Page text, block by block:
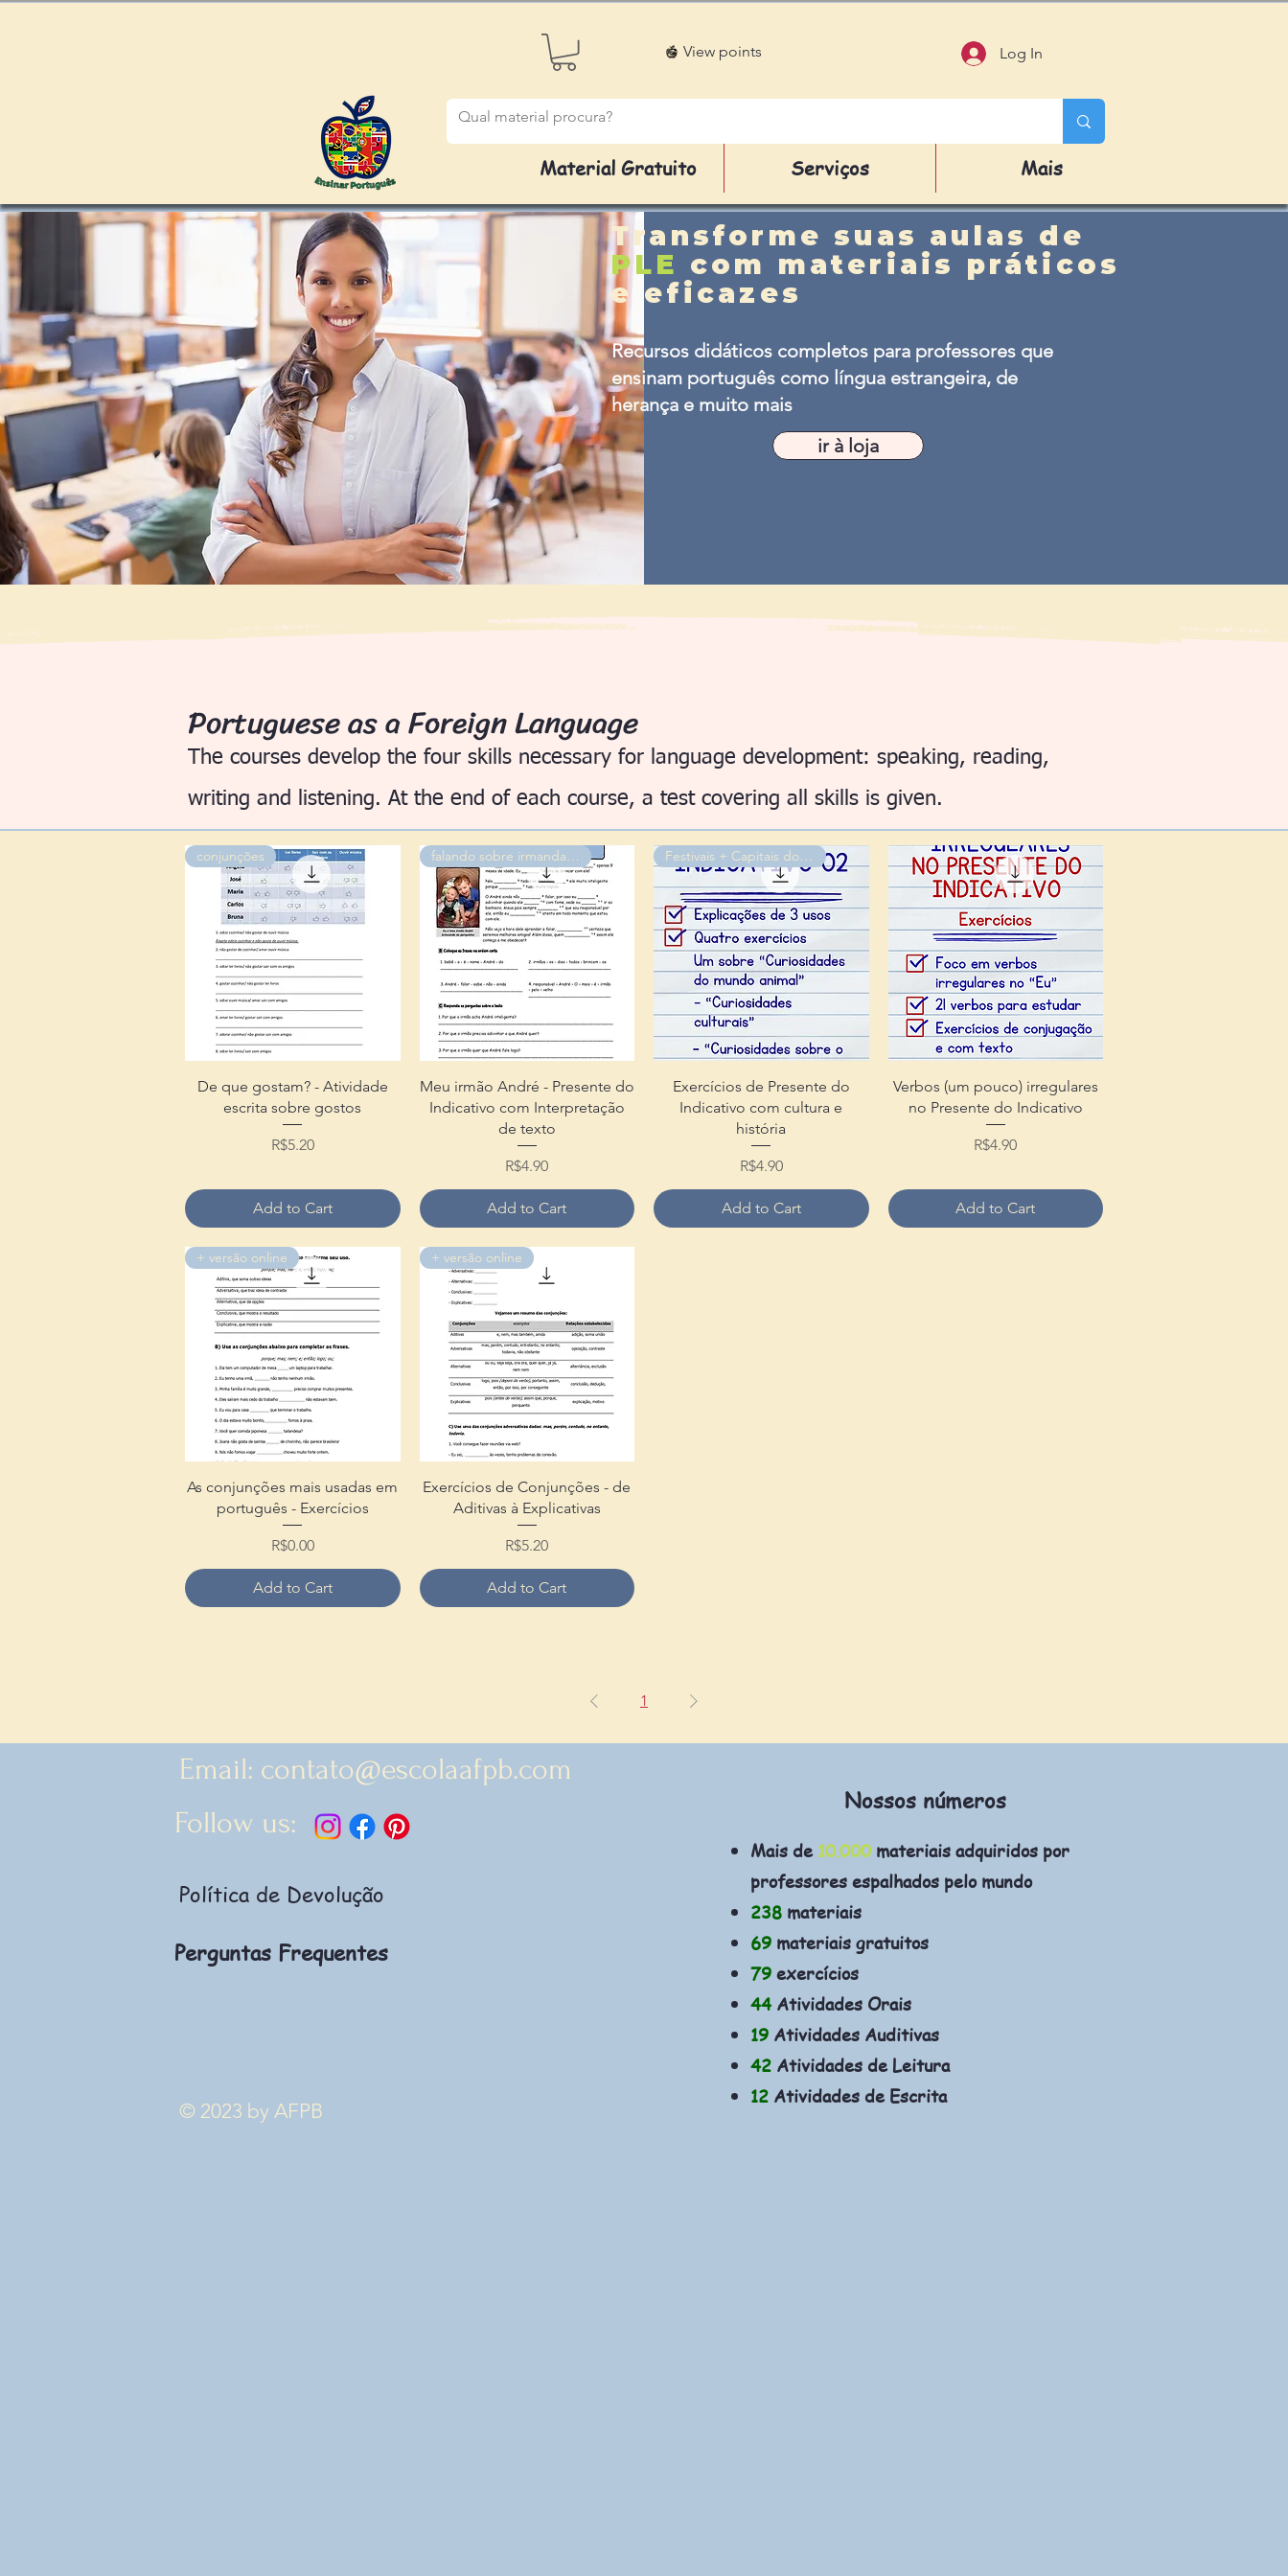
View points Log In
Material Gratuito Serviços Mais
Transforme suas aulas de
PLE com materiais práticos
e eficazes
Recursos didáticos completos para professores que
ensinam português como língua estrangeira, de
herança e muito mais
ir à loja
Portuguese as a Foreign Language
The courses develop the four skills necessary for language development: speaking, reading,
writing and listening. At the end of each course, a test covering all skills is given.
Quick View
conjunções
De que gostam? - Atividade
escrita sobre gostos
Price
R$5.20
Add to Cart
Quick View
falando sobre irmandade
Meu irmão André - Presente do
Indicativo com Interpretação
de texto
Price
R$4.90
Add to Cart
Quick View
Festivais + Capitais do Brasil
Exercícios de Presente do
Indicativo com cultura e
história
Price
R$4.90
Add to Cart
Quick View
Verbos (um pouco) irregulares
no Presente do Indicativo
Price
R$4.90
Add to Cart
Quick View
+ versão online
As conjunções mais usadas em
português - Exercícios
Price
R$0.00
Add to Cart
Quick View
+ versão online
Exercícios de Conjunções - de
Aditivas à Explicativas
Price
R$5.20
Add to Cart
1
Email: contato@escolaafpb.com
Follow us:
Política de Devolução
Perguntas Frequentes
© 2023 by AFPB
Nossos números
Mais de 10.000 materiais adquiridos por
professores espalhados pelo mundo
238 materiais
69 materiais gratuitos
79 exercícios
44Atividades Orais
19 Atividades Auditivas
42 Atividades de Leitura
12 Atividades de Escrita